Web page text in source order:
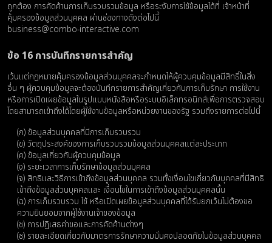
ถูกต้อง การคัดค้านการเก็บรวบรวมข้อมูล หรือระงับการใช้ข้อมูลได้ที่ เจ้าหน้าที่
คุ้มครองข้อมูลส่วนบุคคล ผ่านช่องทางดังต่อไปนี้
business@combo-interactive.com
ข้อ 16 การบันทึกรายการสําคัญ
เว้นแต่กฎหมายคุ้มครองข้อมูลส่วนบุคคลจะกำหนดให้ผู้ควบคุมข้อมูลมีสิทธิ์ในสิ่ง
อื่น ๆ ผู้ควบคุมข้อมูลจะต้องบันทึกรายการสำคัญเกี่ยวกับการเก็บรักษา การใช้งาน
หรือการเปิดเผยข้อมูลในรูปแบบหนังสือหรือระบบอิเล็กทรอนิกส์เพื่อการตรวจสอบ
โดยสามารถเข้าถึงได้โดยผู้ใช้งานข้อมูลหรือหน่วยงานของรัฐ รวมถึงรายการต่อไปนี้
(ก) ข้อมูลส่วนบุคคลที่มีการเก็บรวบรวม
(ข) วัตถุประสงค์ของการเก็บรวบรวมข้อมูลส่วนบุคคลแต่ละประเภท
(ค) ข้อมูลเกี่ยวกับผู้ควบคุมข้อมูล
(ง) ระยะเวลาการเก็บรักษาข้อมูลส่วนบุคคล
(จ) สิทธิและวิธีการเข้าถึงข้อมูลส่วนบุคคล รวมทั้งเงื่อนไขเกี่ยวกับบุคคลที่มีสิทธิ
เข้าถึงข้อมูลส่วนบุคคลและ เงื่อนไขในการเข้าถึงข้อมูลส่วนบุคคลนั้น
(ฉ) การเก็บรวบรวม ใช้ หรือเปิดเผยข้อมูลส่วนบุคคลที่ได้รับยกเว้นไม่ต้องขอ
ความยินยอมจากผู้ใช้งานเจ้าของข้อมูล
(ช) การปฏิเสธค่าขอและการคัดค้านต่างๆ
(ช) รายละเอียดเกี่ยวกับมาตรการรักษาความมั่นคงปลอดภัยในข้อมูลส่วนบุคคล